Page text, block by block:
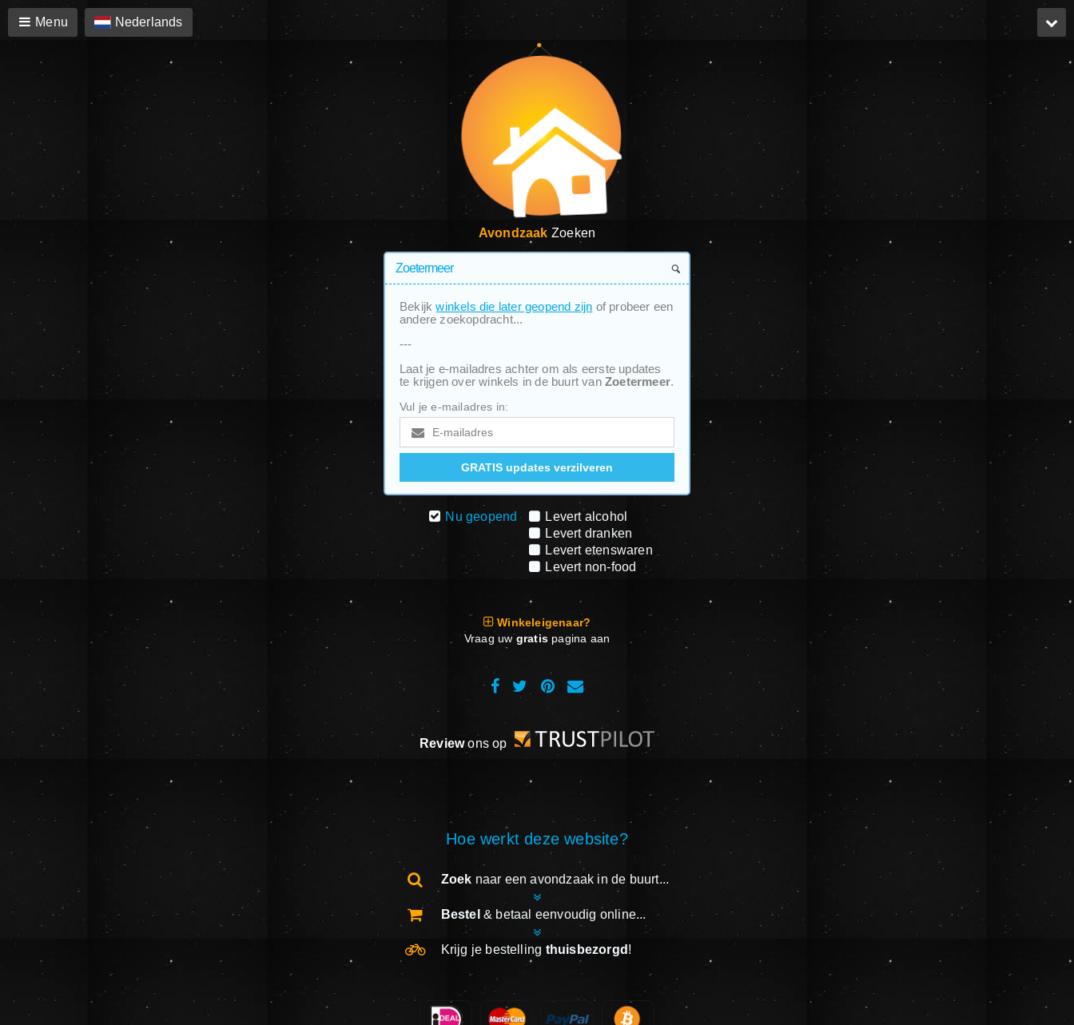
Menu Nederlands
Avondzaak Zoeken
Bekijkwinkels die later geopend zijn of probeer een
andere zoekopdracht...
---
Laat je e-mailadres achter om als eerste updates
te krijgen over winkels in de buurt van Zoetermeer.
Vul je e-mailadres in:
Nu geopend
Levert alcohol
Levert dranken
Levert etenswaren
Levert non-food
Winkeleigenaar?
Vraag uwgratispagina aan
Reviewons op
Hoe werkt deze website?
Zoek naar een avondzaak in de buurt...
Bestel & betaal eenvoudig online...
Krijg je bestelling thuisbezorgd !